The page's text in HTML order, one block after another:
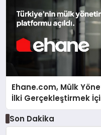
Ehane.com, Mülk
İlki Gerçekleştirmek
Son Dakika